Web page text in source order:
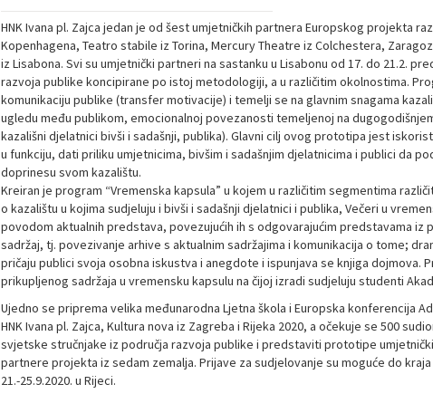
HNK Ivana pl. Zajca jedan je od šest umjetničkih partnera Europskog projekta
Kopenhagena, Teatro stabile iz Torina, Mercury Theatre iz Colchestera,
iz Lisabona. Svi su umjetnički partneri na sastanku u Lisabonu od 17. do 21.2.
razvoja publike koncipirane po istoj metodologiji, a u različitim okolnostima.
komunikaciju publike (transfer motivacije) i temelji se na glavnim snagama
ugledu među publikom, emocionalnoj povezanosti temeljenoj na
kazališni djelatnici bivši i sadašnji, publika). Glavni cilj ovog prototipa jest
u funkciju, dati priliku umjetnicima, bivšim i sadašnjim djelatnicima i publici da
doprinesu svom kazalištu.
Kreiran je program “Vremenska kapsula” u kojem u različitim segmentima
o kazalištu u kojima sudjeluju i bivši i sadašnji djelatnici i publika, Večeri u
povodom aktualnih predstava, povezujućih ih s odgovarajućim predstavama
sadržaj, tj. povezivanje arhive s aktualnim sadržajima i komunikacija o tome;
pričaju publici svoja osobna iskustva i anegdote i ispunjava se knjiga dojmova.
prikupljenog sadržaja u vremensku kapsulu na čijoj izradi sudjeluju studenti
Ujedno se priprema velika međunarodna Ljetna škola i Europska konferencija
HNK Ivana pl. Zajca, Kultura nova iz Zagreba i Rijeka 2020, a očekuje se 500
svjetske stručnjake iz područja razvoja publike i predstaviti prototipe
partnere projekta iz sedam zemalja. Prijave za sudjelovanje su moguće do
21.-25.9.2020. u Rijeci.